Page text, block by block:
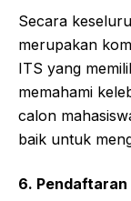
Secara
merupakan
ITS yang
memahami
calon
baik untuk
6. Pendaftaran